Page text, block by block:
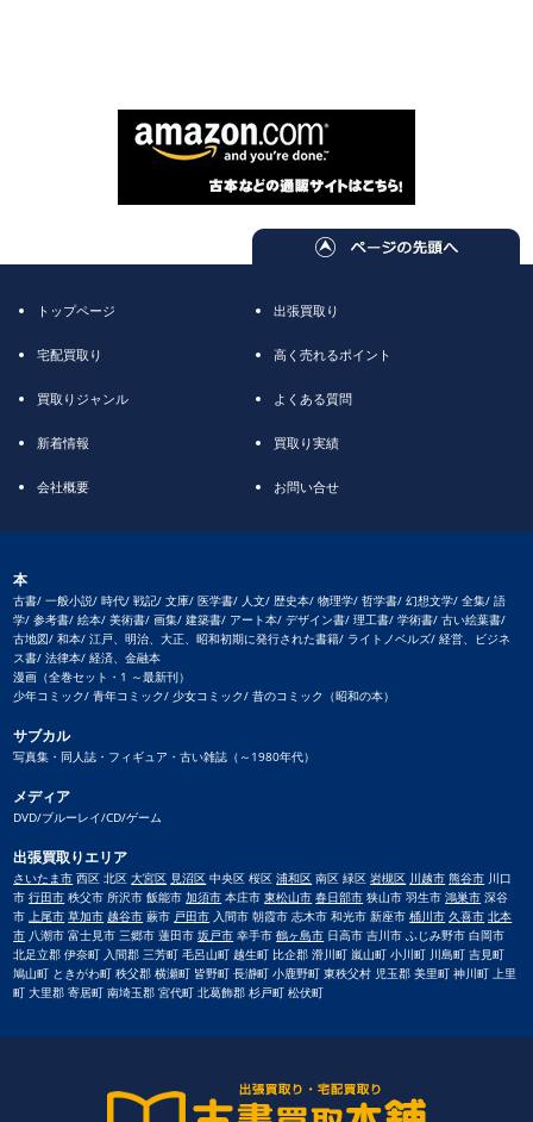
トップページ 出張買取り
宅配買取り 高く売れるポイント
買取りジャンル よくある質問
新着情報 買取り実績
会社概要 お問い合せ
本
古書/ 一般小説/ 時代/ 戦記/ 文庫/ 医学書/ 人文/ 歴史本/ 物理学/ 哲学書/ 幻想文学/ 全集/ 語
学/ 参考書/ 絵本/ 美術書/ 画集/ 建築書/ アート本/ デザイン書/ 理工書/ 学術書/ 古い絵葉書/
古地図/ 和本/ 江戸、明治、大正、昭和初期に発行された書籍/ ライトノベルズ/ 経営、ビジネ
ス書/ 法律本/ 経済、金融本
漫画（全巻セット・1 ～最新刊）
少年コミック/ 青年コミック/ 少女コミック/ 昔のコミック（昭和の本）
サブカル
写真集・同人誌・フィギュア・古い雑誌（～1980年代）
メディア
DVD/ブルーレイ/CD/ゲーム
出張買取りエリア
さいたま市 西区 北区大宮区 見沼区 中央区 桜区浦和区 南区 緑区岩槻区 川越市 熊谷市 川口
市行田市 秩父市 所沢市 飯能市加須市 本庄市東松山市 春日部市 狭山市 羽生市鴻巣市 深谷
市 上尾市 草加市 越谷市 蕨市 戸田市 入間市 朝霞市 志木市 和光市 新座市桶川市 久喜市 北本
市 八潮市 富士見市 三郷市 蓮田市坂戸市 幸手市鶴ヶ島市 日高市 吉川市 ふじみ野市 白岡市
北足立郡 伊奈町 入間郡 三芳町 毛呂山町 越生町 比企郡 滑川町 嵐山町 小川町 川島町 吉見町
鳩山町 ときがわ町 秩父郡 横瀬町 皆野町 長瀞町 小鹿野町 東秩父村 児玉郡 美里町 神川町 上里
町 大里郡 寄居町 南埼玉郡 宮代町 北葛飾郡 杉戸町 松伏町